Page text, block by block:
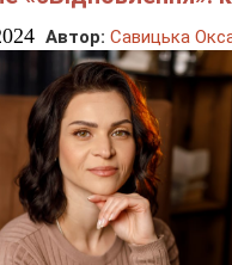
Автор: Савицька